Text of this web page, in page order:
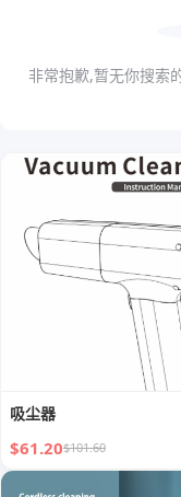
非常抱歉,暂无你搜索
吸尘器
$61.20$101.60